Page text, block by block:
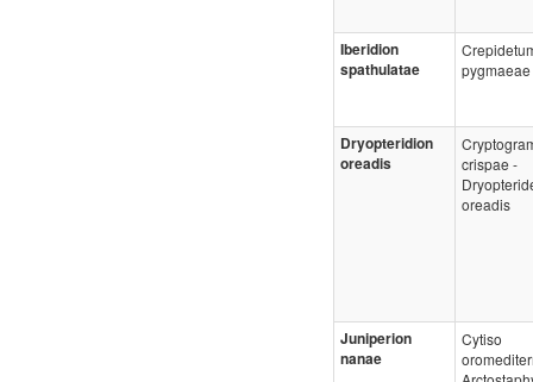
Iberidion
spathulatae
pygmaeae
Dryopteridion
oreadis
crispae -
oreadis
Juniperion
nanae
Cytiso